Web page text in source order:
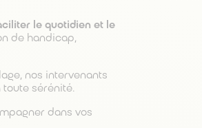
le quotidien et le
de handicap,
nos intervenants
sérénité.
dans vos